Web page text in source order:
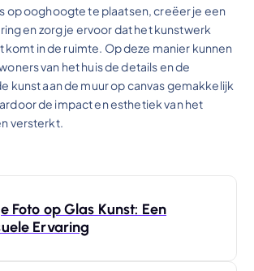
op ooghoogte te plaatsen, creëer je een
en zorg je ervoor dat het kunstwerk
komt in de ruimte. Op deze manier kunnen
van het huis de details en de
kunst aan de muur op canvas gemakkelijk
de impact en esthetiek van het
versterkt.
Foto op Glas Kunst: Een
Ervaring